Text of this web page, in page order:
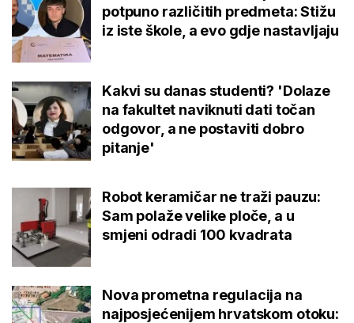
potpuno različitih predmeta: Stižu
iz iste škole, a evo gdje nastavljaju
Kakvi su danas studenti? 'Dolaze
na fakultet naviknuti dati točan
odgovor, a ne postaviti dobro
pitanje'
Robot keramičar ne traži pauzu:
Sam polaže velike ploče, a u
smjeni odradi 100 kvadrata
Nova prometna regulacija na
najposjećenijem hrvatskom otoku: